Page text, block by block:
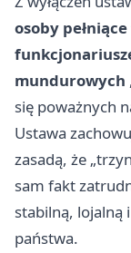
osoby
mundurowych
się poważnych
Ustawa
zasadą, że
sam fakt
stabilną, lojalną
państwa.